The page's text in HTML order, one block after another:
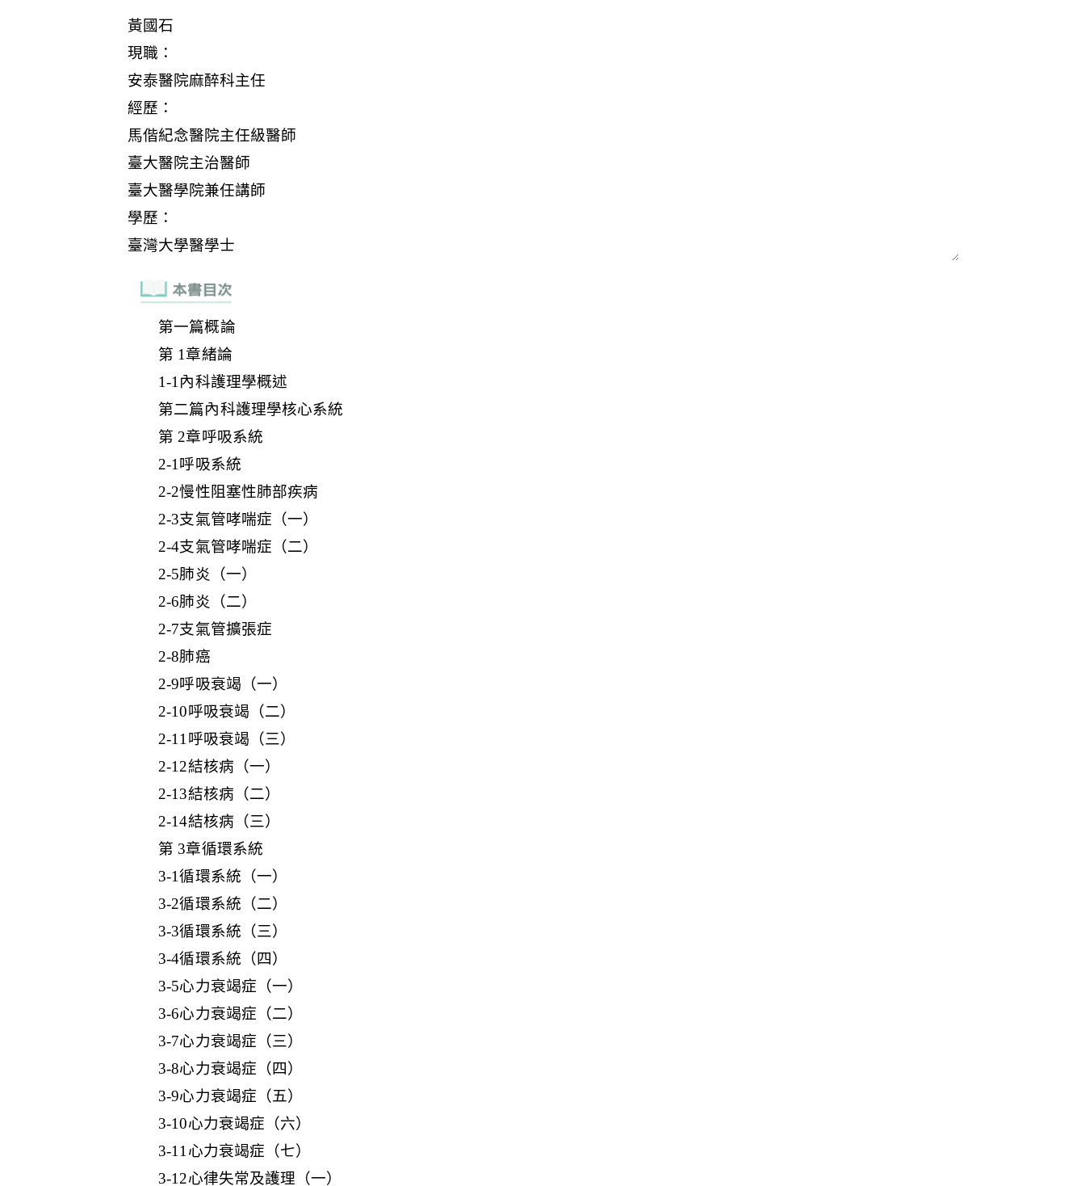
第一篇概論
第 1章緒論
1-1內科護理學概述
第二篇內科護理學核心系統
第 2章呼吸系統
2-1呼吸系統
2-2慢性阻塞性肺部疾病
2-3支氣管哮喘症（一）
2-4支氣管哮喘症（二）
2-5肺炎（一）
2-6肺炎（二）
2-7支氣管擴張症
2-8肺癌
2-9呼吸衰竭（一）
2-10呼吸衰竭（二）
2-11呼吸衰竭（三）
2-12結核病（一）
2-13結核病（二）
2-14結核病（三）
第 3章循環系統
3-1循環系統（一）
3-2循環系統（二）
3-3循環系統（三）
3-4循環系統（四）
3-5心力衰竭症（一）
3-6心力衰竭症（二）
3-7心力衰竭症（三）
3-8心力衰竭症（四）
3-9心力衰竭症（五）
3-10心力衰竭症（六）
3-11心力衰竭症（七）
3-12心律失常及護理（一）